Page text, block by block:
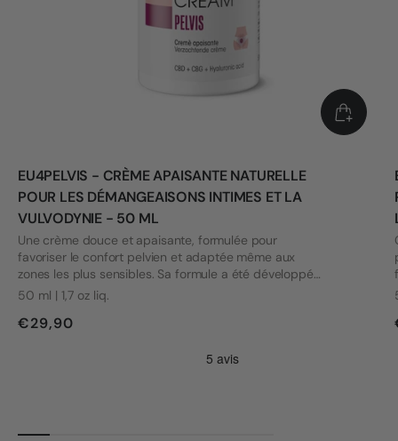
EU4PELVIS - CRÈME APAISANTE NATURELLE
POUR LES DÉMANGEAISONS INTIMES ET LA
VULVODYNIE - 50 ML
Une crème douce et apaisante, formulée pour
favoriser le confort pelvien et adaptée même aux
zones les plus sensibles. Sa formule a été développée
en tenant compte des besoins des personnes
souffrant de vulvodynie et d'autres problèmes intimes.
50 ml | 1,7 oz liq.
€29,90